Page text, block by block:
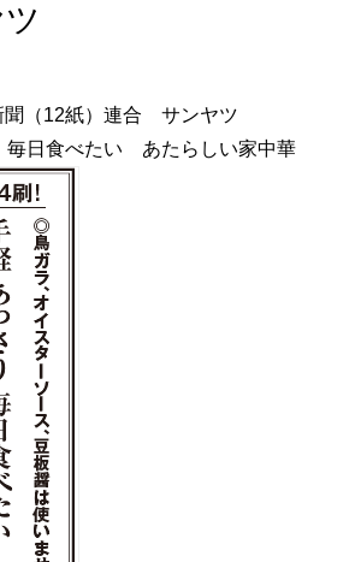
（12紙）連合 サンヤツ
日食べたい あたらしい家中華